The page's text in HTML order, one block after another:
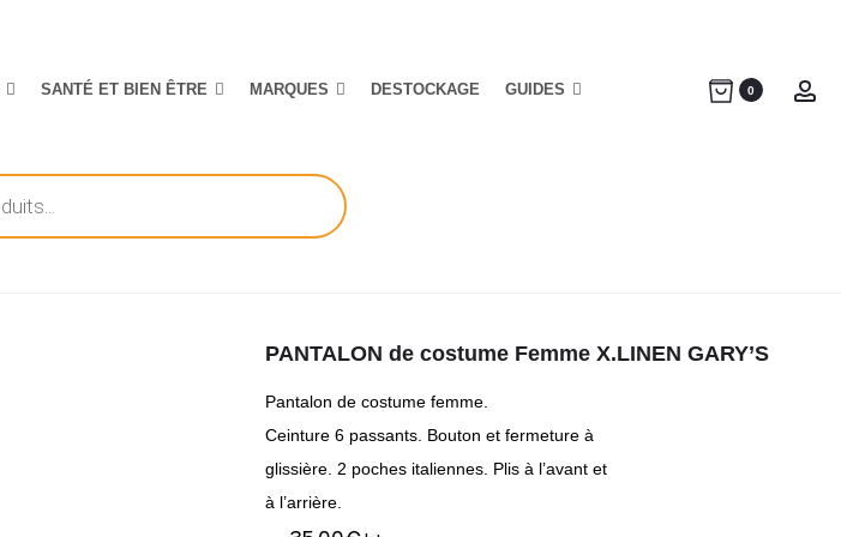
SANTÉ ET BIEN ÊTRE MARQUES DESTOCKAGE GUIDES 0
PANTALON de costume Femme X.LINEN GARY’S
Pantalon de costume femme.
Ceinture 6 passants. Bouton et fermeture à
glissière. 2 poches italiennes. Plis à l’avant et
à l’arrière.